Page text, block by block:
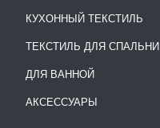
КУХОННЫЙ ТЕКСТИЛЬ
ТЕКСТИЛЬ ДЛЯ СПАЛЬНИ
ДЛЯ ВАННОЙ
АКСЕССУАРЫ